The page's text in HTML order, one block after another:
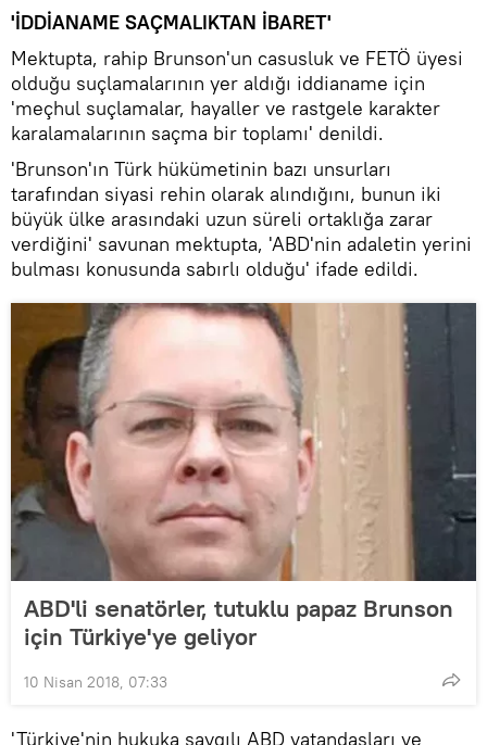
'İDDİANAME SAÇMALIKTAN İBARET'
Mektupta, rahip Brunson'un casusluk ve FETÖ üyesi
olduğu suçlamalarının yer aldığı iddianame için
'meçhul suçlamalar, hayaller ve rastgele karakter
karalamalarının saçma bir toplamı' denildi.
'Brunson'ın Türk hükümetinin bazı unsurları
tarafından siyasi rehin olarak alındığını, bunun iki
büyük ülke arasındaki uzun süreli ortaklığa zarar
verdiğini' savunan mektupta, 'ABD'nin adaletin yerini
bulması konusunda sabırlı olduğu' ifade edildi.
ABD'li senatörler, tutuklu papaz Brunson
için Türkiye'ye geliyor
10 Nisan 2018, 07:33
'Türkiye'nin hukuka saygılı ABD vatandaşları ve